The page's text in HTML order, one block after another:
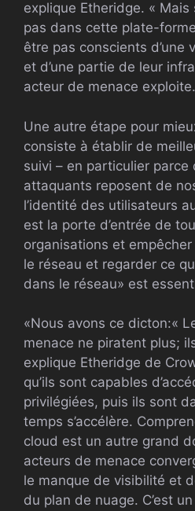
explique Etheridge. «
pas dans cette plate-
être pas conscients d’une
et d’une partie de leur
acteur de menace
Une autre étape pour
consiste à établir de
suivi – en particulier parce
attaquants reposent de
l’identité des utilisateurs
est la porte d’entrée de
organisations et
le réseau et regarder ce
dans le réseau» est
«Nous avons ce dicton:«
menace ne piratent plus;
explique Etheridge de
qu’ils sont capables
privilégiées, puis ils sont
temps s’accélère.
cloud est un autre grand
acteurs de menace
le manque de visibilité et
du plan de nuage. C’est